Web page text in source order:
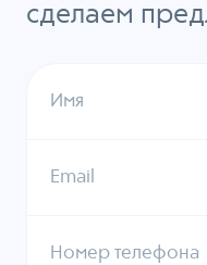
сделаем
Имя
Email
Номер телефона